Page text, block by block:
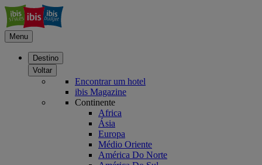
Menu
Destino
Voltar
Encontrar um hotel
ibis Magazine
Continente
Africa
Ásia
Europa
Médio Oriente
América Do Norte